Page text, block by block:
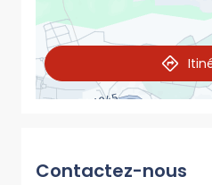
Contactez-nous